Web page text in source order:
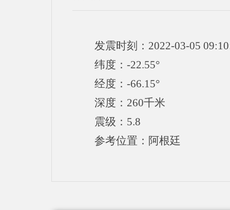
发震时刻：2022-03-05
纬度：-22.55°
经度：-66.15°
深度：260千米
震级：5.8
参考位置：阿根廷